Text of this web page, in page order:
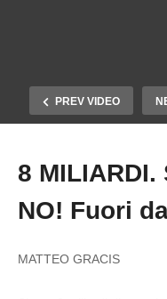
PREV VIDEO
8 MILIARDI.
NO! Fuori
MATTEO GRACIS